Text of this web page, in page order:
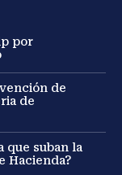
por
de
de
que suban la
Hacienda?